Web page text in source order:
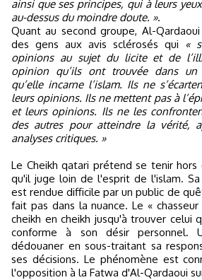
ainsi que ses principes, qui à leurs
au-dessus du moindre doute. ».
Quant au second groupe, Al-
des gens aux avis sclérosés qui
«
opinions au sujet du licite et de
opinion qu’ils ont trouvée dans
qu’elle incarne l’islam. Ils ne
leurs opinions. Ils ne mettent pas à
et leurs opinions. Ils ne les
des autres pour atteindre la vérité,
analyses critiques. »
Le Cheikh qatari prétend se tenir
qu'il juge loin de l'esprit de l'islam.
est rendue difficile par un public de
fait pas dans la nuance. Le «
cheikh en cheikh jusqu'à trouver celui
conforme à son désir personnel.
dédouaner en sous-traitant sa
ses décisions. Le phénomène est
l'opposition à la Fatwa d'Al-Qardaoui